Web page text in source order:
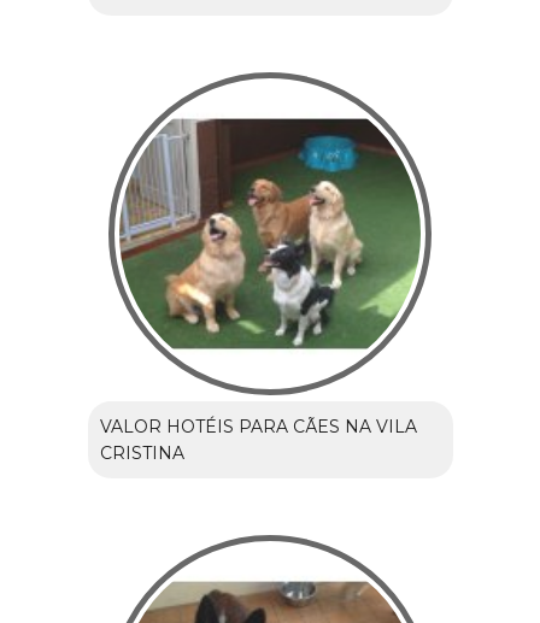
VALOR HOTÉIS PARA CÃES NA VILA
CRISTINA